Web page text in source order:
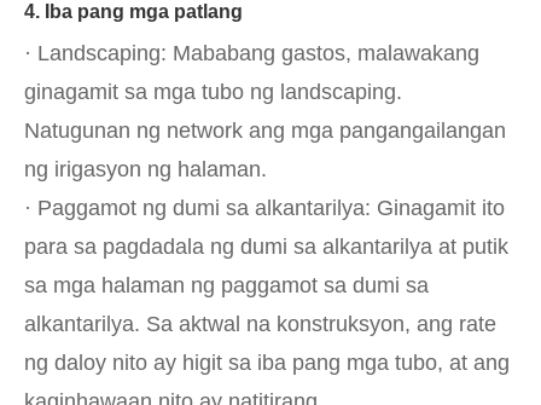
4. Iba pang mga patlang
· Landscaping: Mababang gastos, malawakang
ginagamit sa mga tubo ng landscaping.
Natugunan ng network ang mga pangangailangan
ng irigasyon ng halaman.
· Paggamot ng dumi sa alkantarilya: Ginagamit ito
para sa pagdadala ng dumi sa alkantarilya at putik
sa mga halaman ng paggamot sa dumi sa
alkantarilya. Sa aktwal na konstruksyon, ang rate
ng daloy nito ay higit sa iba pang mga tubo, at ang